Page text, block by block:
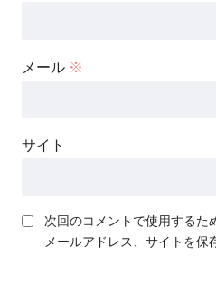
メール ※
サイト
次回のコメントで使用するた
メールアドレス、サイトを保